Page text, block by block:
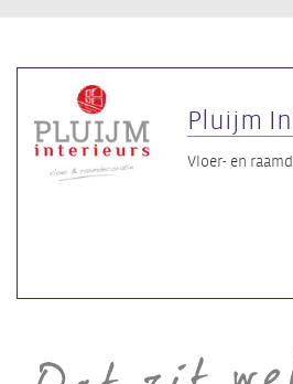
Pluijm
Vloer- en